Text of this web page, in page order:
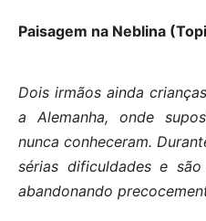
Paisagem na Neblina
Dois irmãos ainda
a Alemanha, onde
nunca conheceram.
sérias dificuldades e
abandonando